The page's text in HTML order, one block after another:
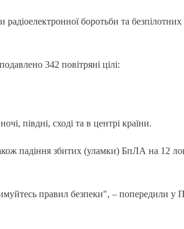
радіоелектронної боротьби та
342 повітряні цілі:
півдні, сході та в центрі країни.
падіння збитих (уламки) БпЛА на 12
правил безпеки", – попередили у